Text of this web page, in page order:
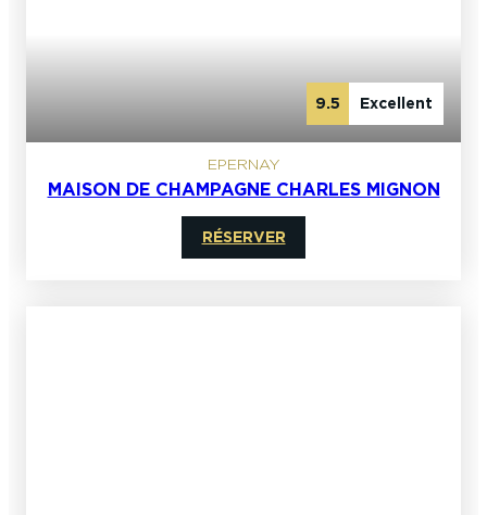
9.5 Excellent
EPERNAY
MAISON DE CHAMPAGNE CHARLES MIGNON
RÉSERVER